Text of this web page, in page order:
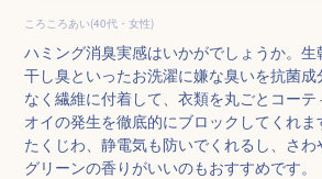
ころころあい(40代・女性)
ハミング消臭実感はいかがでしょうか。
干し臭といったお洗濯に嫌な臭いを抗菌
なく繊維に付着して、衣類を丸ごとコー
オイの発生を徹底的にブロックしてくれ
たくじわ、静電気も防いでくれるし、さわ
グリーンの香りがいいのもおすすめです。